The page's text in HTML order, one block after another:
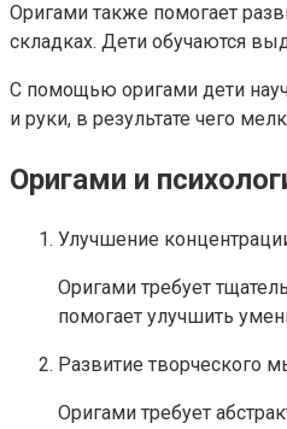
Оригами также помогает
складках. Дети обучаются
С помощью оригами дети
и руки, в результате чего
Оригами и
Улучшение
Оригами требует
помогает улучшить
Развитие творческого
Оригами требует